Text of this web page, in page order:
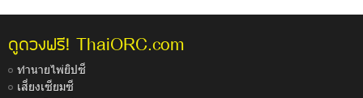
ดูดวงฟรี! ThaiORC.com
ทำนายไพ่ยิปซี
เสี่ยงเซียมซี